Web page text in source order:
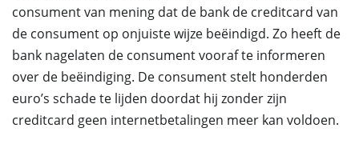
consument van mening dat de bank de creditcard van
de consument op onjuiste wijze beëindigd. Zo heeft de
bank nagelaten de consument vooraf te informeren
over de beëindiging. De consument stelt honderden
euro’s schade te lijden doordat hij zonder zijn
creditcard geen internetbetalingen meer kan voldoen.